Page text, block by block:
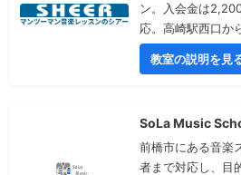
ン。入会金は
応。高崎駅西口か
教室の説明を見
SoLa Music
前橋市にある音楽
者まで対応し、目